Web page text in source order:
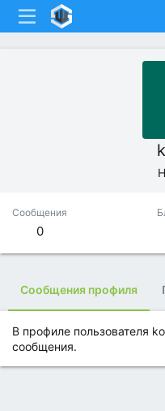
Сообщения
0
Сообщения профиля
В профиле пользователя
сообщения.